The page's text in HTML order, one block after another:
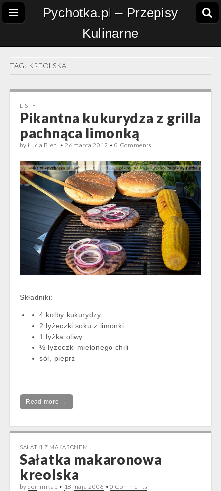
Pychotka.pl – Przepisy
Kulinarne
TAG: KREOLSKA
LISTY
Pikantna kukurydza z grilla
pachnąca limonką
byŁucja Bień • 26 marca 2012 •0 Comments
Składniki:
4 kolby kukurydzy
2 łyżeczki soku z limonki
1 łyżka oliwy
½ łyżeczki mielonego chili
sól, pieprz
Read more →
SAŁATKI Z MAKARONEM
Sałatka makaronowa
kreolska
bydominikab • 18 maja 2006 •0 Comments